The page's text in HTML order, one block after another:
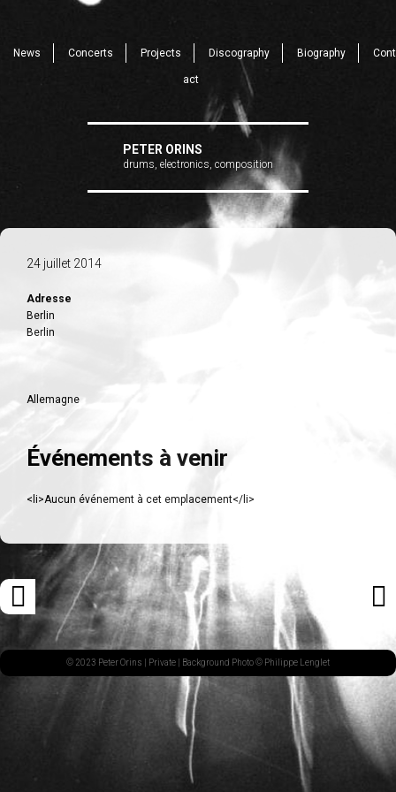
News Concerts Projects Discography Biography Cont
act
PETER ORINS
drums, electronics, composition
24 juillet 2014
Adresse
Berlin
Berlin
Allemagne
Événements à venir
<li>Aucun événement à cet emplacement</li>
Navigation
des
articles
ARTICLE
PRÉCÉDENT© 2023 Peter Orins | Private | Background Photo © Philippe Lenglet